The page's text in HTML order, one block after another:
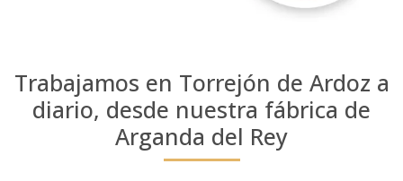
Trabajamos en Torrejón de Ardoz a
diario, desde nuestra fábrica de
Arganda del Rey